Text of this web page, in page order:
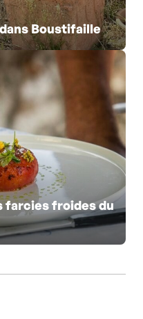
Boustifaille
farcies froides du